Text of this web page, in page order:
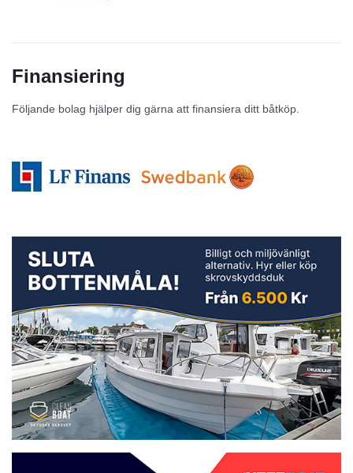
Finansiering
Följande bolag hjälper dig gärna att finansiera ditt båtköp.